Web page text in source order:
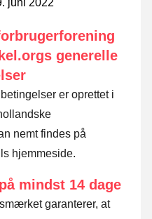
generelle
er oprettet i
nemt findes på
hjemmeside.
mindst 14 dage
garanterer, at